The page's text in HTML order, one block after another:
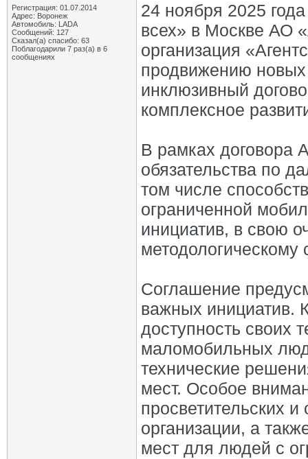
Регистрация: 01.07.2014
Адрес: Воронеж
Автомобиль: LADA
Сообщений: 127
Сказал(а) спасибо: 63
Поблагодарили 7 раз(а) в 6
сообщениях
24 ноября 2025
всех» в Москве АО
организация
продвижению
инклюзивный
комплексное
В рамках договора
обязательства по
том числе
ограниченной
инициатив, в свою
Соглашение
важных инициатив.
доступность своих
маломобильных
технические
мест. Особое
просветительских
организации, а
мест для людей с